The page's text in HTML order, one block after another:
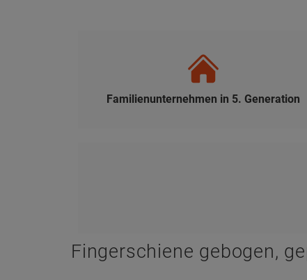
Familienunternehmen in 5. Generation
Fingerschiene gebogen,